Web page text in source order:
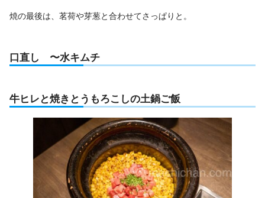
焼の最後は、茗荷や芽葱と合わせてさっぱりと。
口直し 〜水キムチ
牛ヒレと焼きとうもろこしの土鍋ご飯